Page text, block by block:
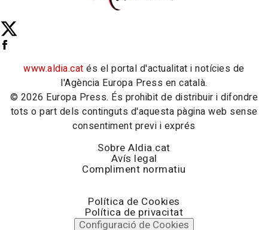
www.aldia.cat és el portal d'actualitat i notícies de
l'Agència Europa Press en català.
© 2026 Europa Press. És prohibit de distribuir i difondre
tots o part dels continguts d'aquesta pàgina web sense
consentiment previ i exprés
Sobre Aldia.cat
Avís legal
Compliment normatiu
Política de Cookies
Política de privacitat
Configuració de Cookies